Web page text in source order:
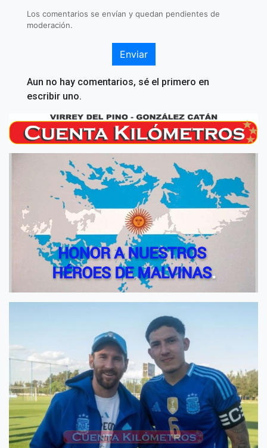
Los comentarios se envían y quedan pendientes de
moderación.
Enviar
Aun no hay comentarios, sé el primero en
escribir uno.